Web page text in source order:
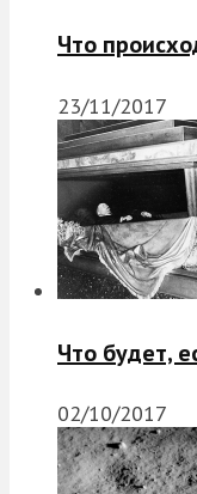
Что
23/11/2017
Что будет,
02/10/2017